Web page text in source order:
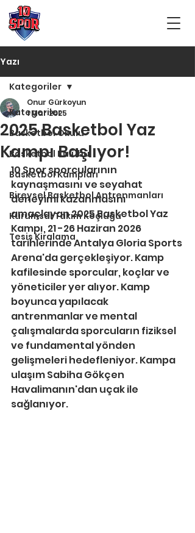
Yazı
Kategoriler
Basketbol Okulu
Basketbol Kulübü
Basketbol Kampları
Bireysel Basketbol Antrenmanları
Kurumsal Takım Koçluğu
Tesis Kiralama
Kategoriler
2025 Basketbol Yaz
Kampı Başlıyor!
Onur Gürkoyun
1 Mar 2025
10 Spor sporcularının
kaynaşmasını ve seyahat
deneyimi kazanmasını
amaçlayan 2025 Basketbol Yaz
Kampı, 21 -26 Haziran 2026
tarihlerinde Antalya Gloria Sports
Arena'da gerçekleşiyor. Kamp
kafilesinde sporcular, koçlar ve
yöneticiler yer alıyor. Kamp
boyunca yapılacak
antrenmanlar ve mental
çalışmalarda sporcuların fiziksel
ve fundamental yönden
gelişmeleri hedefleniyor. Kampa
ulaşım Sabiha Gökçen
Havalimanın'dan uçak ile
sağlanıyor.